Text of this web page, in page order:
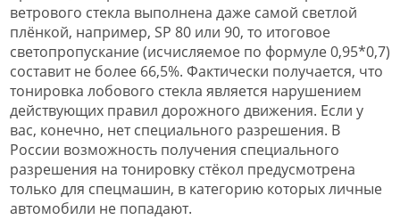
ветрового стекла выполнена даже самой светлой
плёнкой, например, SP 80 или 90, то итоговое
светопропускание (исчисляемое по формуле 0,95*0,7)
составит не более 66,5%. Фактически получается, что
тонировка лобового стекла является нарушением
действующих правил дорожного движения. Если у
вас, конечно, нет специального разрешения. В
России возможность получения специального
разрешения на тонировку стёкол предусмотрена
только для спецмашин, в категорию которых личные
автомобили не попадают.